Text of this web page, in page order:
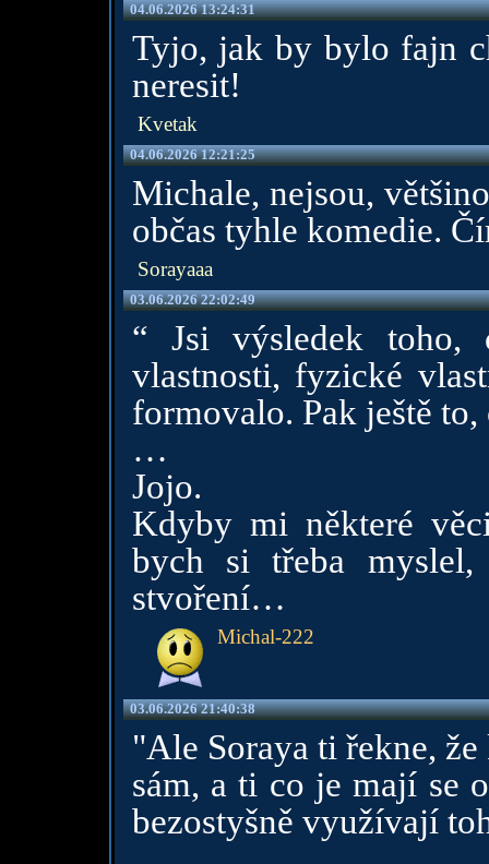
04.06.2026 13:24:31
Tyjo, jak by bylo fajn
neresit!
Kvetak
04.06.2026 12:21:25
Michale, nejsou,
občas tyhle komedie.
Sorayaaa
03.06.2026 22:02:49
“ Jsi výsledek
vlastnosti, fyzické
formovalo. Pak ještě
…
Jojo.
Kdyby mi některé
bych si třeba
stvoření…
Michal-222
03.06.2026 21:40:38
"Ale Soraya ti řekne,
sám, a ti co je mají se
bezostyšně využívají